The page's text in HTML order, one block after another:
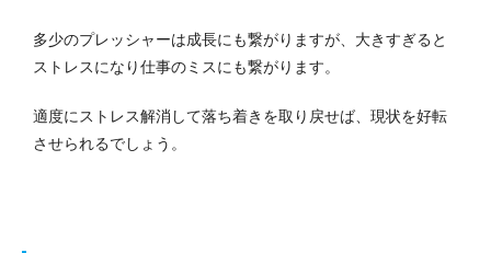
多少のプレッシャーは成長にも繋がりますが、大きすぎると
ストレスになり仕事のミスにも繋がります。
適度にストレス解消して落ち着きを取り戻せば、現状を好転
させられるでしょう。